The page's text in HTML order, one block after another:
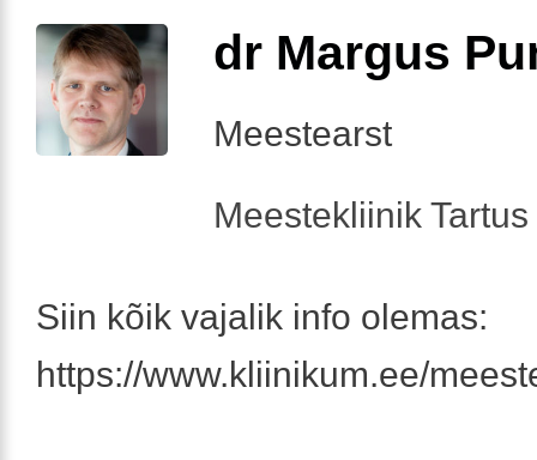
dr Margus
Meestearst
Meestekliinik
Siin kõik vajalik info olemas:
https://www.kliinikum.ee/